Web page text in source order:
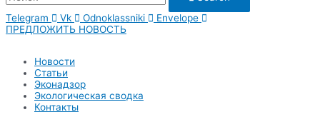
Telegram
Vk Odnoklassniki
Envelope
ПРЕДЛОЖИТЬ НОВОСТЬ
Новости
Статьи
Эконадзор
Экологическая сводка
Контакты